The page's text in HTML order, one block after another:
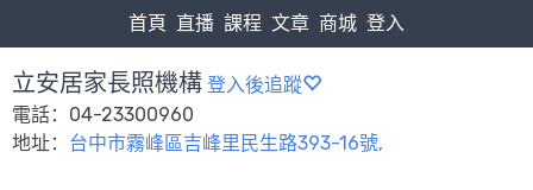
首頁 直播 課程 文章 商城 登入
立安居家長照機構 登入後追蹤
電話：04-23300960
地址： 台中市霧峰區吉峰里民生路393-16號,